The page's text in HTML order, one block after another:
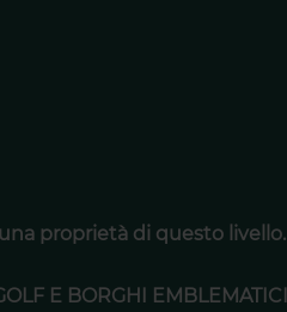
proprietà di questo livello.
E BORGHI EMBLEMATICI